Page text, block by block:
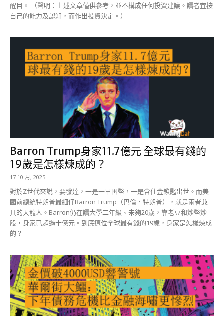
醒目。 （聲明：上述文章僅供參考，並不構成任何投資建議。讀者宜按
自己的能力及認知，而作出投資決定。）
Barron Trump身家11.7億元 全球最有錢的
19歲是怎樣煉成的？
17 10 月, 2025
對於Z世代來說，要發達，一是一早囤幣，一是含住金鎖匙出世。而美
國前總統特朗普最細仔Barron Trump（巴倫．特朗普），就是兩者兼
具的天龍人。Barron仍在讀大學二年級、未夠20歲，靠老豆和炒幣炒
股，身家已超過十億元。到底這位全球最有錢的19歲，身家是怎樣煉成
的？